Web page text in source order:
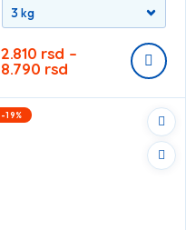
2.810 rsd –
8.790 rsd
-19%